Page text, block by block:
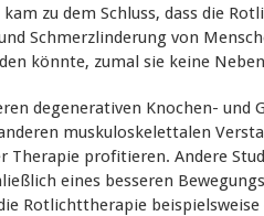
kam zu dem Schluss, dass die
Schmerzlinderung von
könnte, zumal sie keine
degenerativen Knochen- und
muskuloskelettalen
Therapie profitieren. Andere
eines besseren
Rotlichttherapie